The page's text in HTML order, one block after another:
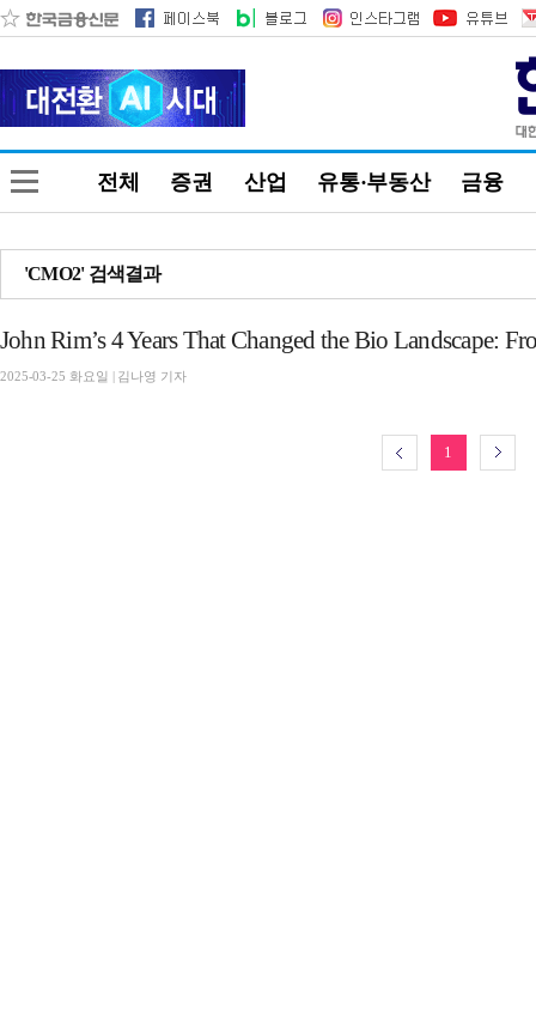
전체 증권 산업 유통·부동산 금융
'CMO2' 검색결과
John Rim’s 4 Years That Changed the Bio Landscape:
2025-03-25 화요일 | 김나영 기자
1